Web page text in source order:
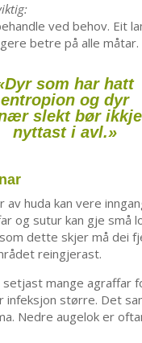
ved behov. Eit
betre på alle måtar.
som har hatt
entropion og dyr
slekt bør ikkje
nyttast i avl.»
av huda kan vere
og sutur kan gje små
dette skjer må dei
reingjerast.
mange agraffar
infeksjon større. Det
Nedre augelok er